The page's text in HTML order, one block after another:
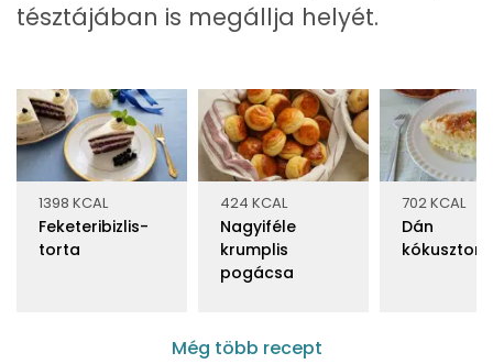
tésztájában is megállja helyét.
1398 KCAL
Feketeribizlis-
torta
424 KCAL
Nagyiféle
krumplis
pogácsa
702 KCAL
Dán
Még több recept